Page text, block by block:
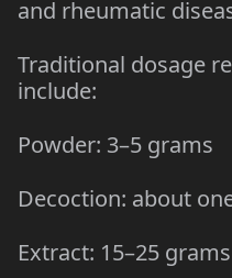
and rheumatic
Traditional dosage
include:
Powder: 3–5 grams
Decoction: about
Extract: 15–25 grams